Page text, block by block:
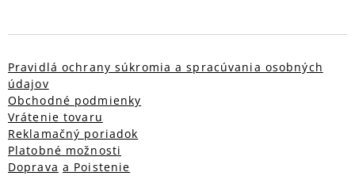
Pravidlá ochrany súkromia a spracúvania osobných
údajov
Obchodné podmienky
Vrátenie tovaru
Reklamačný poriadok
Platobné možnosti
Doprava a Poistenie